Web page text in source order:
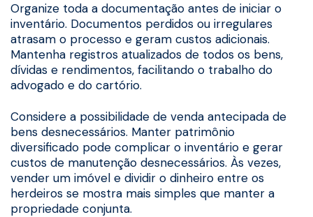
Organize toda a documentação antes de iniciar o
inventário. Documentos perdidos ou irregulares
atrasam o processo e geram custos adicionais.
Mantenha registros atualizados de todos os bens,
dívidas e rendimentos, facilitando o trabalho do
advogado e do cartório.
Considere a possibilidade de venda antecipada de
bens desnecessários. Manter patrimônio
diversificado pode complicar o inventário e gerar
custos de manutenção desnecessários. Às vezes,
vender um imóvel e dividir o dinheiro entre os
herdeiros se mostra mais simples que manter a
propriedade conjunta.